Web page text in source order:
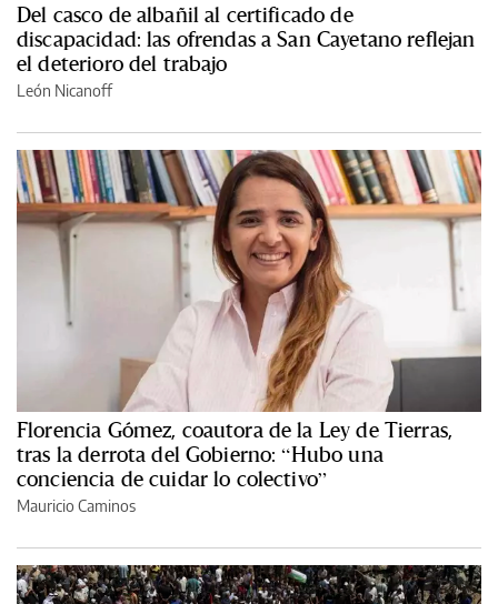
Del casco de albañil al certificado de
discapacidad: las ofrendas a San Cayetano reflejan
el deterioro del trabajo
León Nicanoff
Florencia Gómez, coautora de la Ley de Tierras,
tras la derrota del Gobierno: “Hubo una
conciencia de cuidar lo colectivo”
Mauricio Caminos